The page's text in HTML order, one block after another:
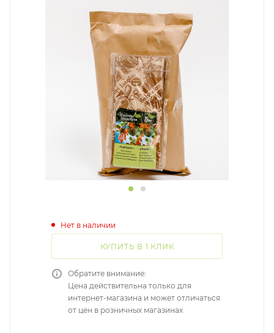
Нет в наличии
КУПИТЬ В 1 КЛИК
Обратите внимание:
Цена действительна только для
интернет-магазина и может отличаться
от цен в розничных магазинах